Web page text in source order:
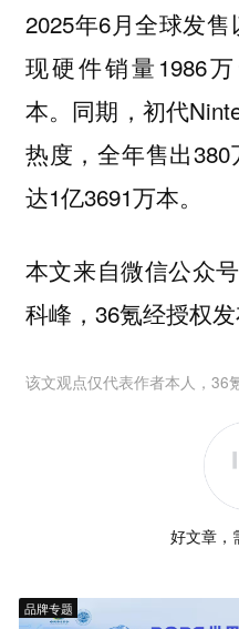
2025年6月全球发
现硬件销量1986
本。同期，初代
热度，全年售出
达1亿3691万本。
本文来自微信公众号
科峰，36氪经授权发
该文观点仅代表作者本人，36
好文章，
品牌专题